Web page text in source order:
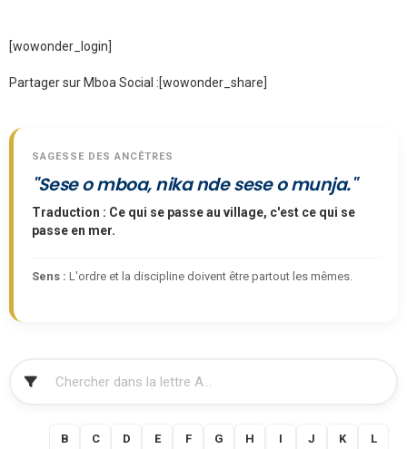
[wowonder_login]
Partager sur Mboa Social :[wowonder_share]
SAGESSE DES ANCÊTRES
"Sese o mboa, nika nde sese o munja."
Traduction : Ce qui se passe au village, c'est ce qui se
passe en mer.
Sens : L'ordre et la discipline doivent être partout les mêmes.
B C D E F G H I J K L